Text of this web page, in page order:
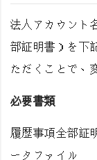
法人アカウント
部証明書）を下
ただくことで、
必要書類
履歴事項全部証